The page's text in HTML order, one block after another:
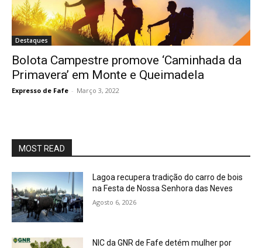
Destaques
Bolota Campestre promove ‘Caminhada da
Primavera’ em Monte e Queimadela
Expresso de Fafe - Março 3, 2022
MOST READ
Lagoa recupera tradição do carro de bois
na Festa de Nossa Senhora das Neves
Agosto 6, 2026
NIC da GNR de Fafe detém mulher por